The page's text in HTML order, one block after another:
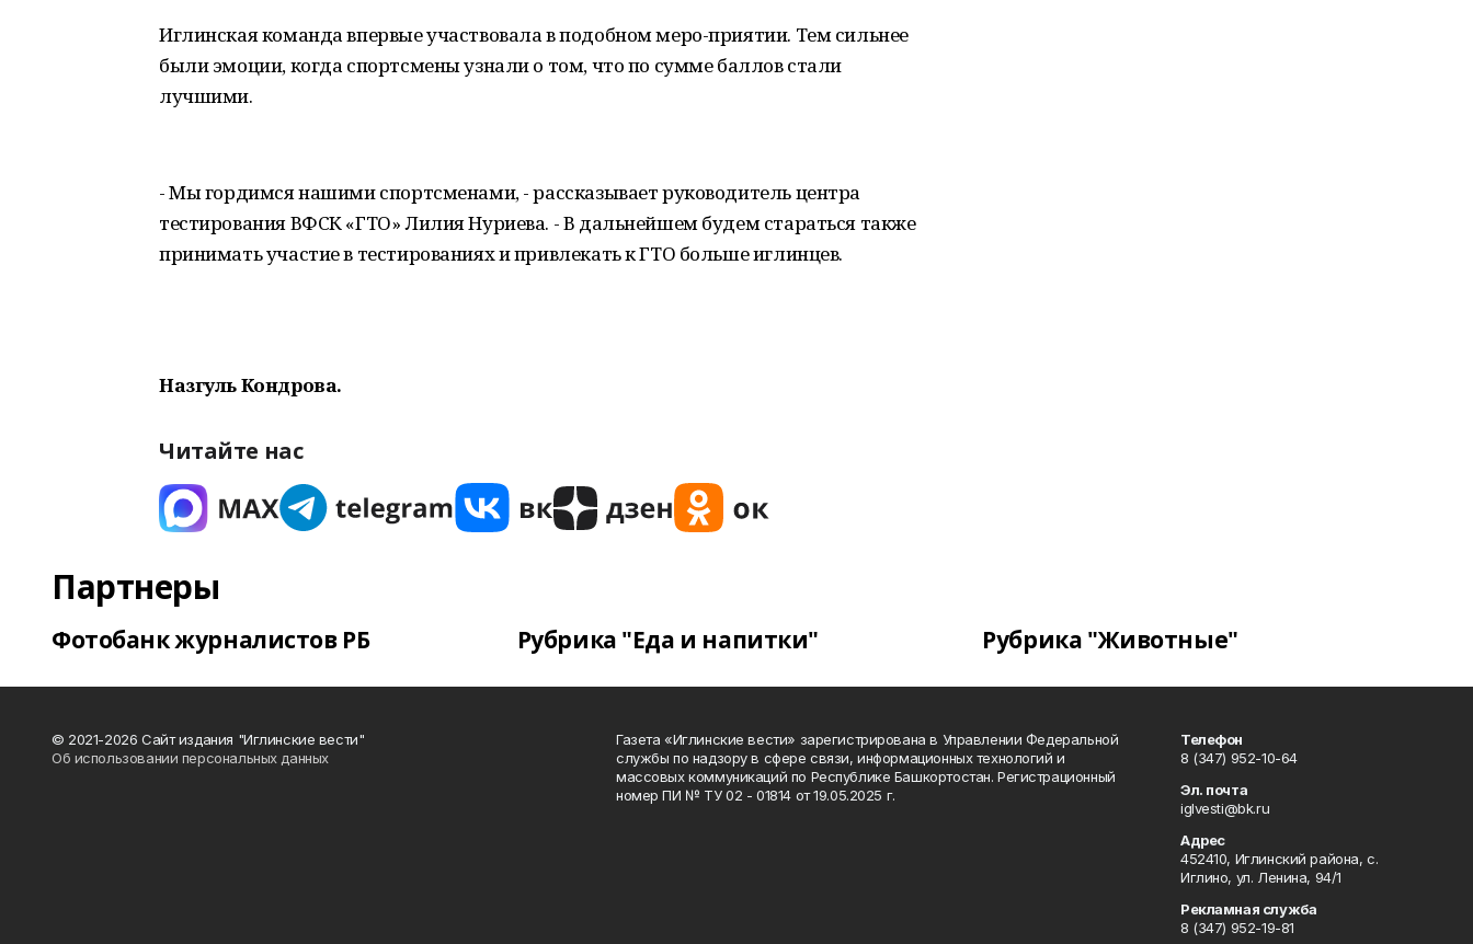
Иглинская команда впервые участвовала в подобном меро-приятии. Тем сильнее
были эмоции, когда спортсмены узнали о том, что по сумме баллов стали
лучшими.
- Мы гордимся нашими спортсменами, - рассказывает руководитель центра
тестирования ВФСК «ГТО» Лилия Нуриева. - В дальнейшем будем стараться также
принимать участие в тестированиях и привлекать к ГТО больше иглинцев.
Назгуль Кондрова.
Читайте нас
Партнеры
Фотобанк журналистов РБ Рубрика "Еда и напитки" Рубрика "Животные"
© 2021-2026 Сайт издания "Иглинские вести"
Об использовании персональных данных
Газета «Иглинские вести» зарегистрирована в Управлении Федеральной
службы по надзору в сфере связи, информационных технологий и
массовых коммуникаций по Республике Башкортостан. Регистрационный
номер ПИ № ТУ 02 - 01814 от 19.05.2025 г.
Телефон
8 (347) 952-10-64
Эл. почта
iglvesti@bk.ru
Адрес
452410, Иглинский района, с.
Иглино, ул. Ленина, 94/1
Рекламная служба
8 (347) 952-19-81